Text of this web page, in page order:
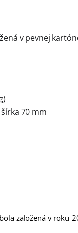
v pevnej
70 mm
založená v